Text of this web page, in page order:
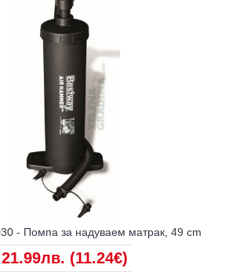
- Помпа за надуваем матрак, 49 cm
21.99лв. (11.24€)